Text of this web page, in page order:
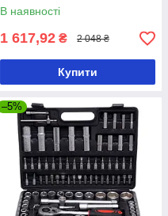
В наявності
1 617,92 ₴ 2 048 ₴
Купити
–5%